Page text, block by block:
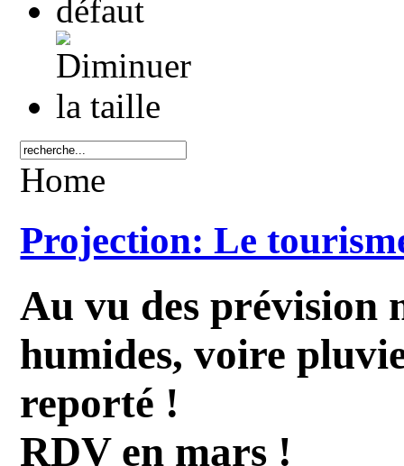
Home
Projection: Le
Au vu des prévision
humides, voire
reporté !
RDV en mars !